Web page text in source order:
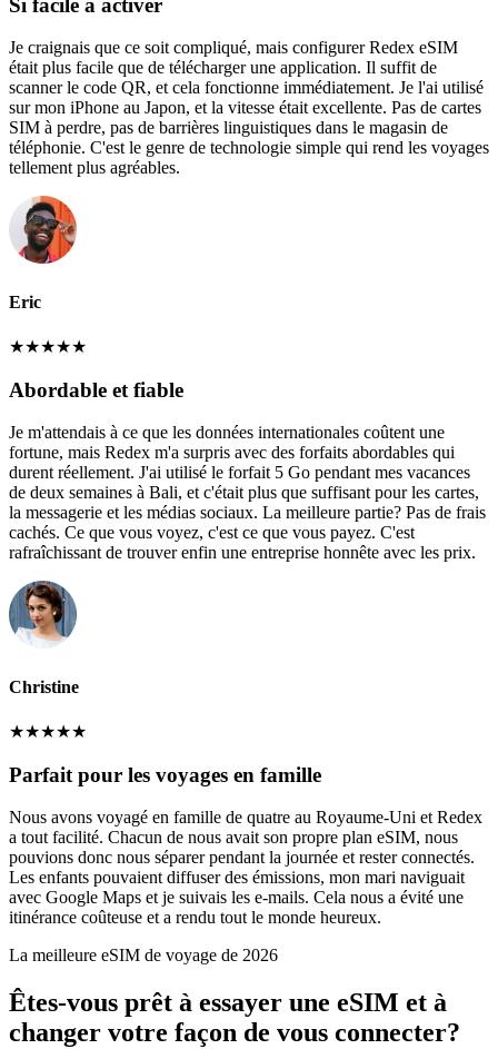
Je craignais que ce soit compliqué, mais configurer Redex eSIM
était plus facile que de télécharger une application. Il suffit de
scanner le code QR, et cela fonctionne immédiatement. Je l'ai utilisé
sur mon iPhone au Japon, et la vitesse était excellente. Pas de cartes
SIM à perdre, pas de barrières linguistiques dans le magasin de
téléphonie. C'est le genre de technologie simple qui rend les voyages
tellement plus agréables.
Eric
★★★★★
Abordable et fiable
Je m'attendais à ce que les données internationales coûtent une
fortune, mais Redex m'a surpris avec des forfaits abordables qui
durent réellement. J'ai utilisé le forfait 5 Go pendant mes vacances
de deux semaines à Bali, et c'était plus que suffisant pour les cartes,
la messagerie et les médias sociaux. La meilleure partie? Pas de frais
cachés. Ce que vous voyez, c'est ce que vous payez. C'est
rafraîchissant de trouver enfin une entreprise honnête avec les prix.
Christine
★★★★★
Parfait pour les voyages en famille
Nous avons voyagé en famille de quatre au Royaume-Uni et Redex
a tout facilité. Chacun de nous avait son propre plan eSIM, nous
pouvions donc nous séparer pendant la journée et rester connectés.
Les enfants pouvaient diffuser des émissions, mon mari naviguait
avec Google Maps et je suivais les e-mails. Cela nous a évité une
itinérance coûteuse et a rendu tout le monde heureux.
La meilleure eSIM de voyage de 2026
Êtes-vous prêt à essayer une eSIM et à
changer votre façon de vous connecter?